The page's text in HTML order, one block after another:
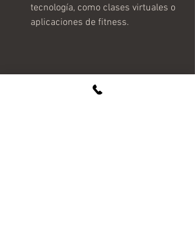
tecnología, como clases virtuales o
aplicaciones de fitness.